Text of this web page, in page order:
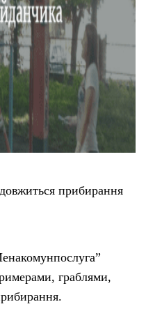
прибирання
граблями,